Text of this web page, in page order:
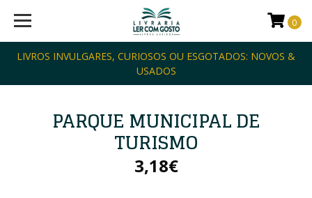
LIVROS INVULGARES, CURIOSOS OU ESGOTADOS: NOVOS &
USADOS
0
PARQUE MUNICIPAL DE
TURISMO
3,18€